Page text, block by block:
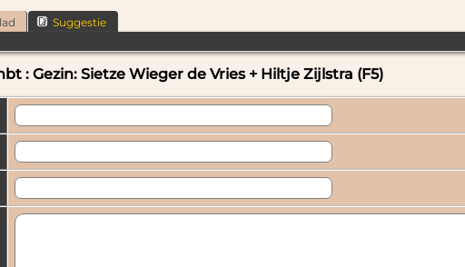
Suggestie
: Gezin: Sietze Wieger de Vries + Hiltje Zijlstra (F5)